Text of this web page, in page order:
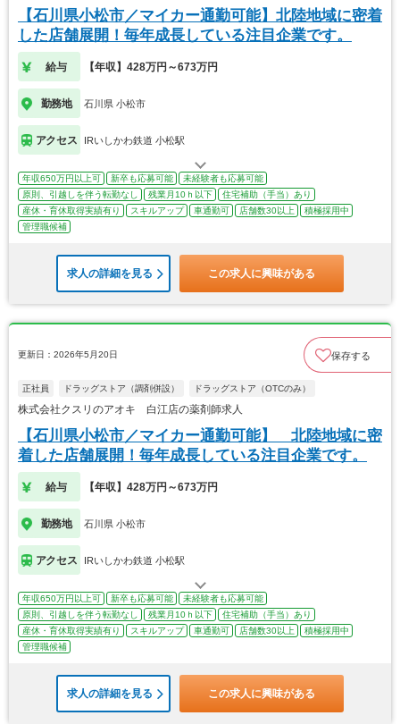
【石川県小松市／マイカー通勤可能】北陸地域に密着
した店舗展開！毎年成長している注目企業です。
給与 【年収】428万円～673万円
勤務地 石川県 小松市
アクセス IRいしかわ鉄道 小松駅
年収650万円以上可 新卒も応募可能
未経験者も応募可能
原則、引越しを伴う転勤なし
残業月10ｈ以下
住宅補助（手当）あり
産休・育休取得実績有り
スキルアップ 車通勤可 店舗数30以上
積極採用中
管理職候補
求人の詳細を見る この求人に興味がある
更新日：2026年5月20日 保存する
正社員 ドラッグストア（調剤併設） ドラッグストア（OTCのみ）
株式会社クスリのアオキ 白江店の薬剤師求人
【石川県小松市／マイカー通勤可能】 北陸地域に密
着した店舗展開！毎年成長している注目企業です。
給与 【年収】428万円～673万円
勤務地 石川県 小松市
アクセス IRいしかわ鉄道 小松駅
年収650万円以上可 新卒も応募可能
未経験者も応募可能
原則、引越しを伴う転勤なし
残業月10ｈ以下
住宅補助（手当）あり
産休・育休取得実績有り
スキルアップ 車通勤可 店舗数30以上
積極採用中
管理職候補
求人の詳細を見る この求人に興味がある